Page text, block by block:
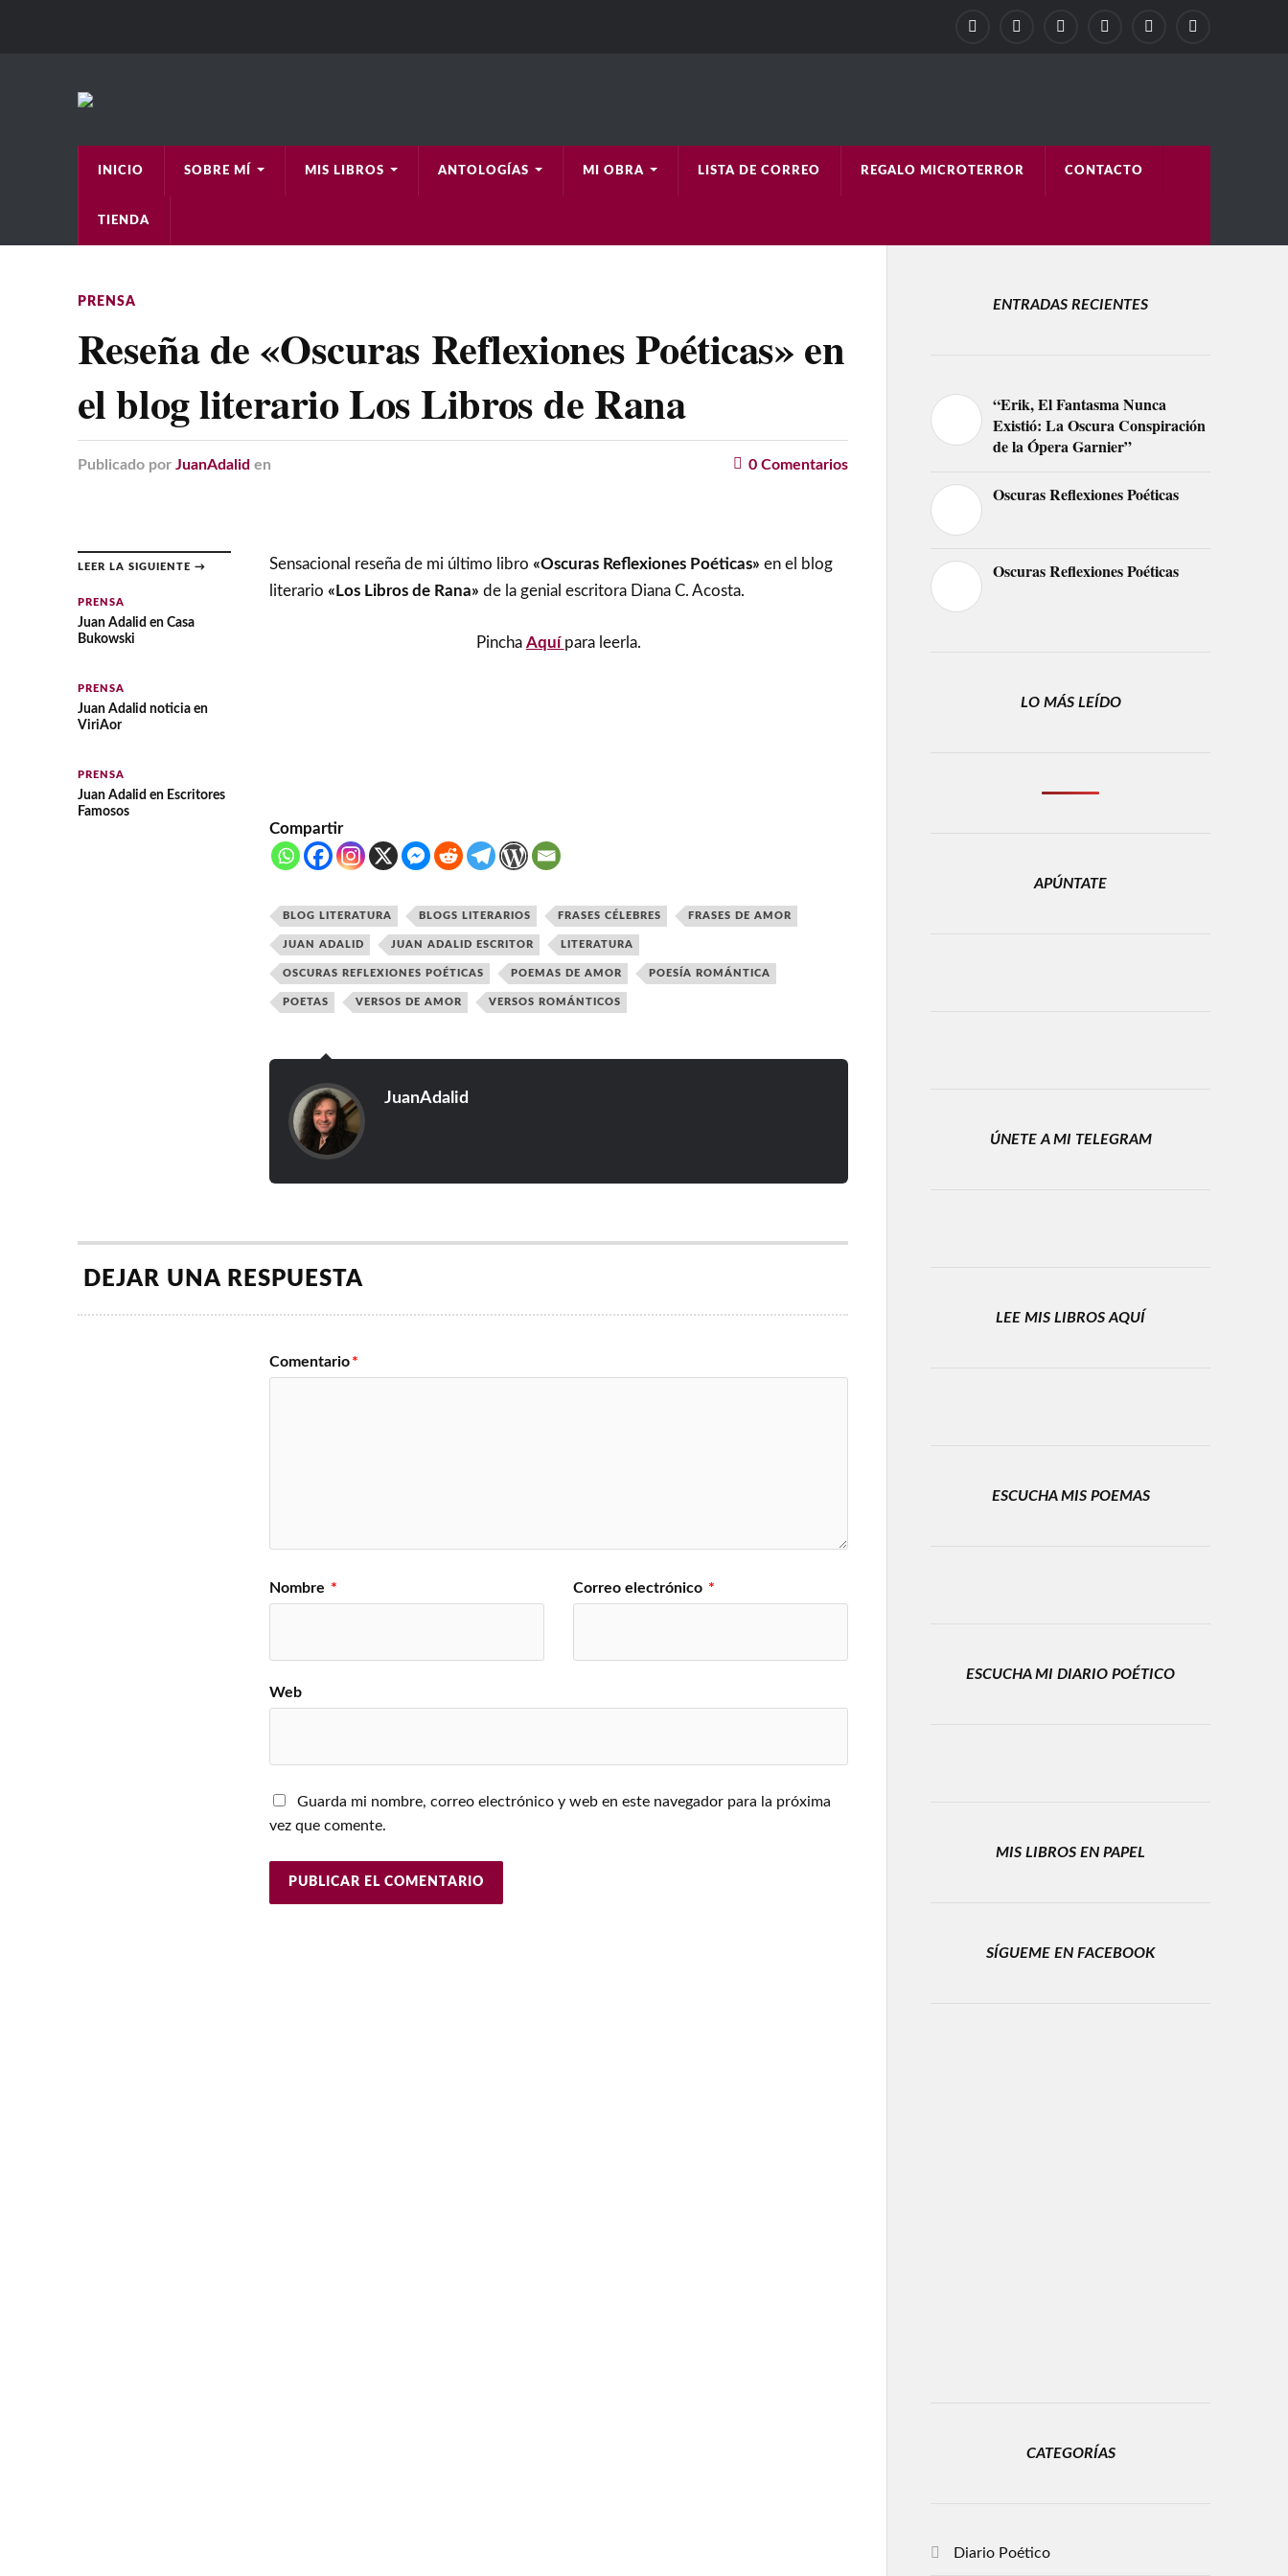
INICIO SOBRE MÍ MIS LIBROS ANTOLOGÍAS MI OBRA LISTA DE CORREO REGALO MICROTERROR CONTACTO
TIENDA
PRENSA
Reseña de «Oscuras Reflexiones Poéticas» en
el blog literario Los Libros de Rana
Publicado por JuanAdalid en 0Comentarios
LEER LA SIGUIENTE →
PRENSA
Juan Adalid en Casa
Bukowski
PRENSA
Juan Adalid noticia en
ViriAor
PRENSA
Juan Adalid en Escritores
Famosos
Sensacional reseña de mi último libro «Oscuras Reflexiones Poéticas» en el blog
literario «Los Libros de Rana» de la genial escritora Diana C. Acosta.
Pincha Aquí para leerla.
Compartir
BLOG LITERATURA BLOGS LITERARIOS FRASES CÉLEBRES FRASES DE AMOR
JUAN ADALID JUAN ADALID ESCRITOR LITERATURA
OSCURAS REFLEXIONES POÉTICAS POEMAS DE AMOR POESÍA ROMÁNTICA
POETAS VERSOS DE AMOR VERSOS ROMÁNTICOS
JuanAdalid
DEJAR UNA RESPUESTA
Comentario *
Nombre * Correo electrónico *
Web
Guarda mi nombre, correo electrónico y web en este navegador para la próxima
vez que comente.
ENTRADAS RECIENTES
“Erik, El Fantasma Nunca
Existió: La Oscura Conspiración
de la Ópera Garnier”
Oscuras Reflexiones Poéticas
Oscuras Reflexiones Poéticas
LO MÁS LEÍDO
APÚNTATE
ÚNETE A MI TELEGRAM
LEE MIS LIBROS AQUÍ
ESCUCHA MIS POEMAS
ESCUCHA MI DIARIO POÉTICO
MIS LIBROS EN PAPEL
SÍGUEME EN FACEBOOK
CATEGORÍAS
Diario Poético